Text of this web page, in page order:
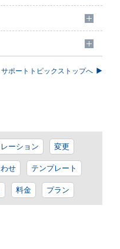
サポートトピックストップへ
ーション 変更
せ テンプレート
料金 プラン